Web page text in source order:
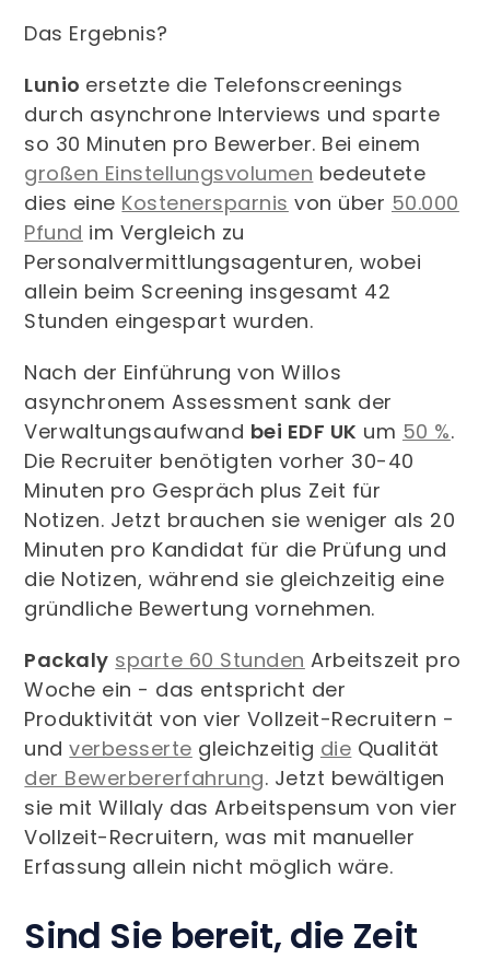
Das Ergebnis?
Lunio ersetzte die Telefonscreenings
durch asynchrone Interviews und sparte
so 30 Minuten pro Bewerber. Bei einem
großen Einstellungsvolumen bedeutete
dies eine Kostenersparnis von über 50.000
Pfund im Vergleich zu
Personalvermittlungsagenturen, wobei
allein beim Screening insgesamt 42
Stunden eingespart wurden.
Nach der Einführung von Willos
asynchronem Assessment sank der
Verwaltungsaufwand bei EDF UK um 50 %.
Die Recruiter benötigten vorher 30-40
Minuten pro Gespräch plus Zeit für
Notizen. Jetzt brauchen sie weniger als 20
Minuten pro Kandidat für die Prüfung und
die Notizen, während sie gleichzeitig eine
gründliche Bewertung vornehmen.
Packaly sparte 60 Stunden Arbeitszeit pro
Woche ein - das entspricht der
Produktivität von vier Vollzeit-Recruitern -
undverbesserte gleichzeitig die Qualität
der Bewerbererfahrung. Jetzt bewältigen
sie mit Willaly das Arbeitspensum von vier
Vollzeit-Recruitern, was mit manueller
Erfassung allein nicht möglich wäre.
Sind Sie bereit, die Zeit